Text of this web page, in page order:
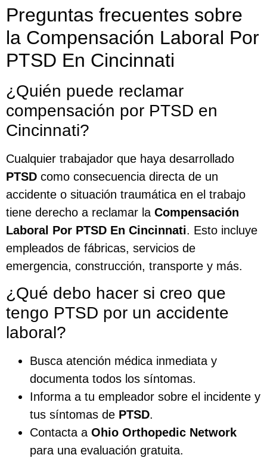
Preguntas frecuentes sobre
la Compensación Laboral Por
PTSD En Cincinnati
¿Quién puede reclamar
compensación por PTSD en
Cincinnati?
Cualquier trabajador que haya desarrollado
PTSD como consecuencia directa de un
accidente o situación traumática en el trabajo
tiene derecho a reclamar la Compensación
Laboral Por PTSD En Cincinnati. Esto incluye
empleados de fábricas, servicios de
emergencia, construcción, transporte y más.
¿Qué debo hacer si creo que
tengo PTSD por un accidente
laboral?
Busca atención médica inmediata y
documenta todos los síntomas.
Informa a tu empleador sobre el incidente y
tus síntomas de PTSD.
Contacta a Ohio Orthopedic Network
para una evaluación gratuita.